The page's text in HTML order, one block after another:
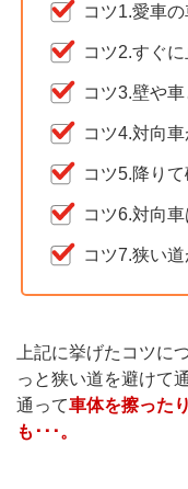
コツ1.愛車
コツ2.すぐ
コツ3.壁や
コツ4.対向
コツ5.降り
コツ6.対向
コツ7.狭い
上記に挙げたコツに
っと狭い道を避けて
通って車体を擦った
も･･･。